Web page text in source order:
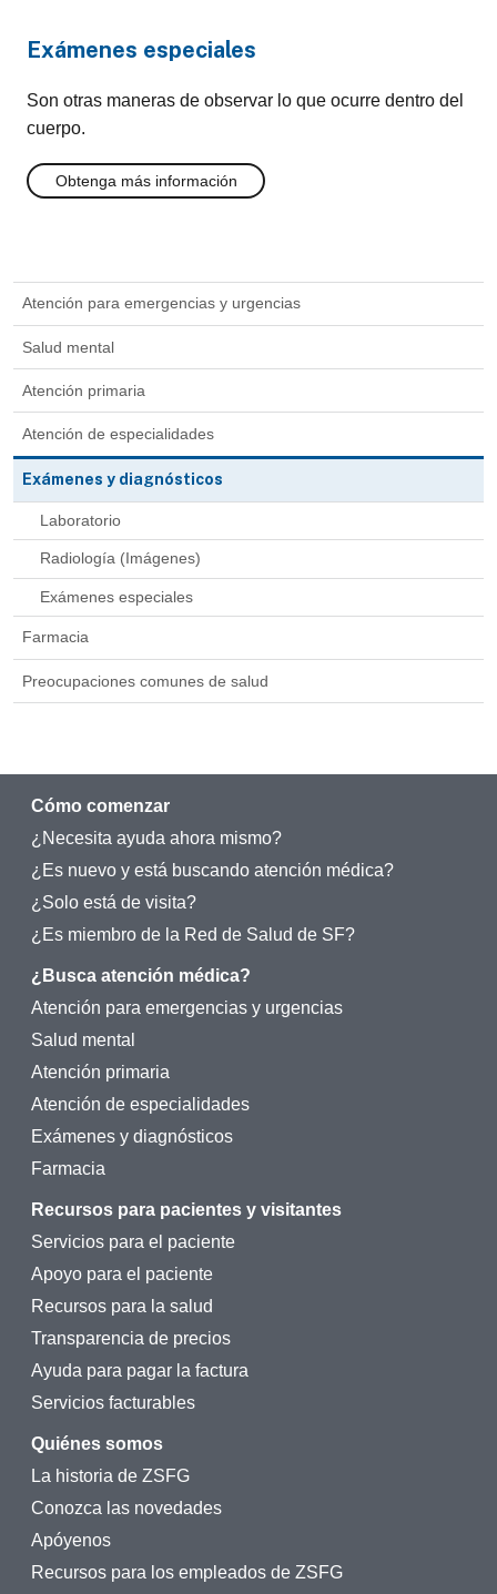
Atención para emergencias y urgencias
Salud mental
Atención primaria
Atención de especialidades
Exámenes y diagnósticos
Laboratorio
Radiología (Imágenes)
Exámenes especiales
Farmacia
Preocupaciones comunes de salud
Exámenes especiales
Son otras maneras de observar lo que ocurre dentro del
cuerpo.
Obtenga más información
Cómo comenzar
¿Necesita ayuda ahora mismo?
¿Es nuevo y está buscando atención médica?
¿Solo está de visita?
¿Es miembro de la Red de Salud de SF?
¿Busca atención médica?
Atención para emergencias y urgencias
Salud mental
Atención primaria
Atención de especialidades
Exámenes y diagnósticos
Farmacia
Recursos para pacientes y visitantes
Servicios para el paciente
Apoyo para el paciente
Recursos para la salud
Transparencia de precios
Ayuda para pagar la factura
Servicios facturables
Quiénes somos
La historia de ZSFG
Conozca las novedades
Apóyenos
Recursos para los empleados de ZSFG